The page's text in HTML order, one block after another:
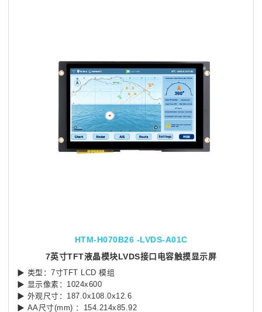
HTM-H070B26 -LVDS-A01C
7英寸TFT液晶模块LVDS接口电容触摸显示屏
▶ 类型：7寸TFT LCD 模组
▶ 显示像素：1024x600
▶ 外观尺寸：187.0x108.0x12.6
▶ AA尺寸(mm) ：154.214x85.92